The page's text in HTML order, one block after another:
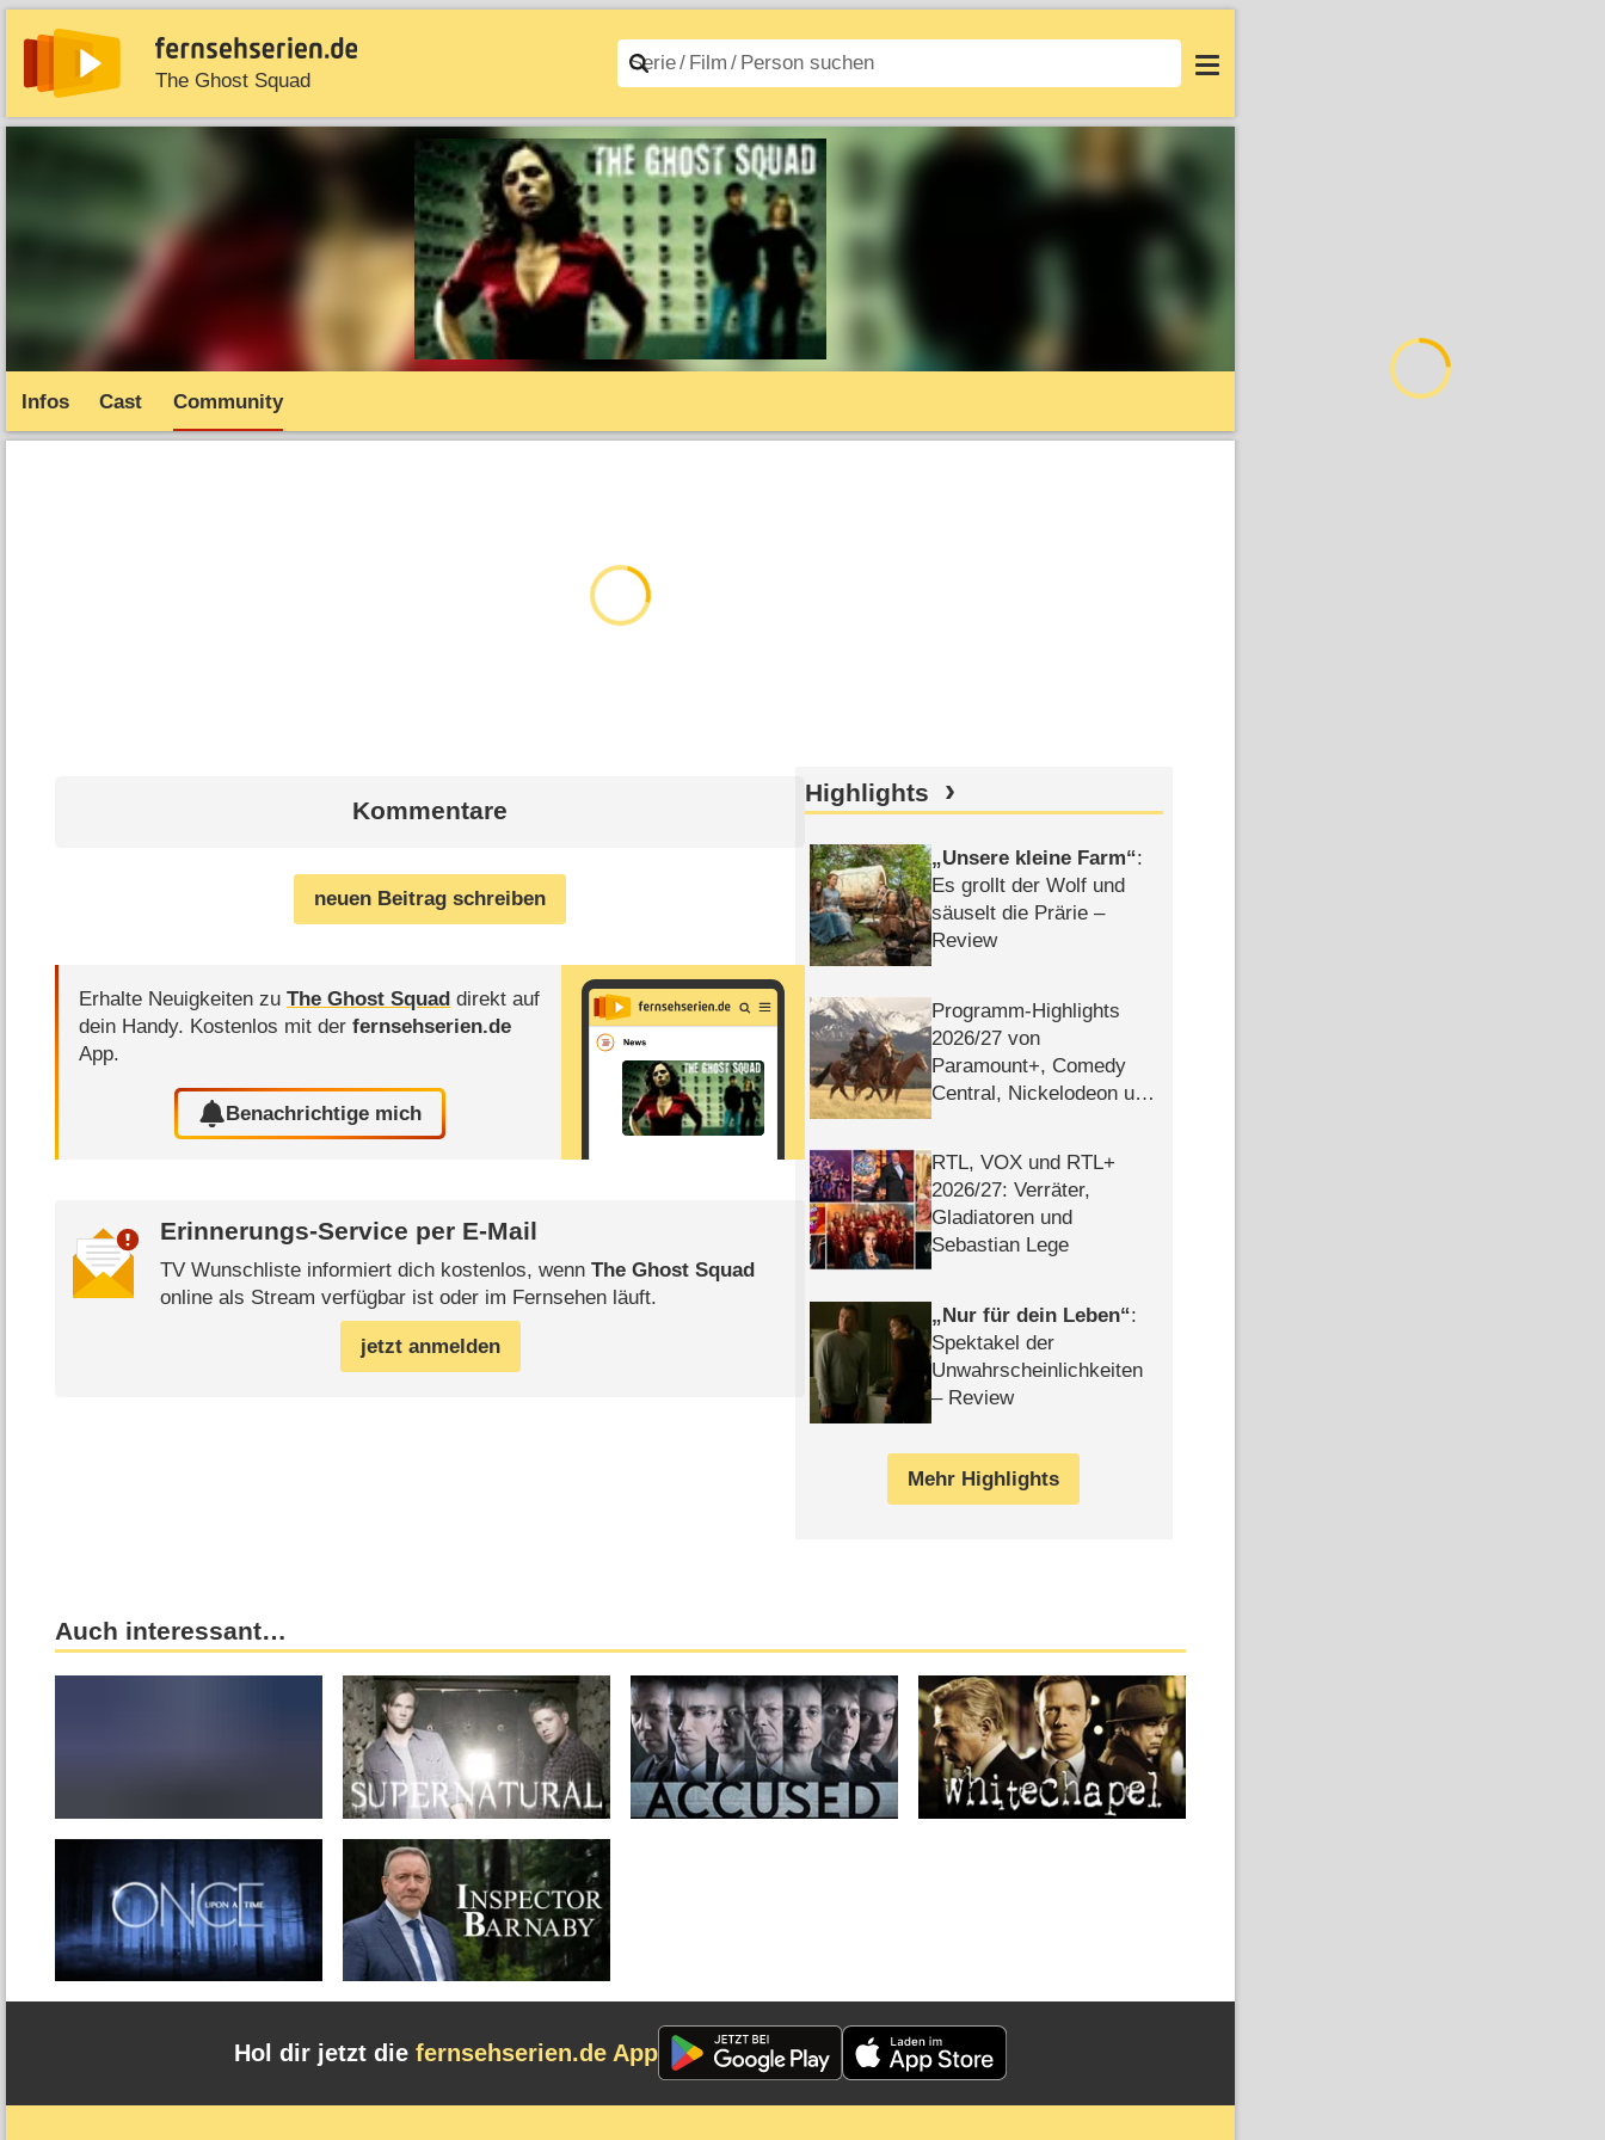
The Ghost Squad
News Entdecken Streaming Filme A–Z Login
Infos Cast Community
Kommentare
neuen Beitrag schreiben
Erhalte Neuigkeiten zuThe Ghost Squad direkt auf
dein Handy. Kostenlos mit derfernsehserien.de
App.
Benachrichtige mich
Erinnerungs-Service per E-Mail
TV Wunschliste informiert dich kostenlos, wenn The Ghost Squad
online als Stream verfügbar ist oder im Fernsehen läuft.
jetzt anmelden
Highlights
Unsere kleine Farm :
Es grollt der Wolf und
säuselt die Prärie –
Review
Programm-Highlights
2026/​27 von
Paramount+, Comedy
Central, Nickelodeon und
RTL, VOX und RTL+
2026/​27: Verräter,
Gladiatoren und
Sebastian Lege
Nur für dein Leben :
Spektakel der
Unwahrscheinlichkeiten
– Review
Mehr Highlights
Auch interessant…
Hol dir jetzt die fernsehserien.de App